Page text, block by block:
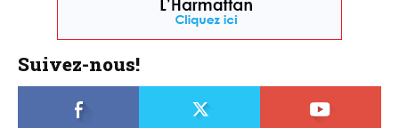
Suivez-nous!